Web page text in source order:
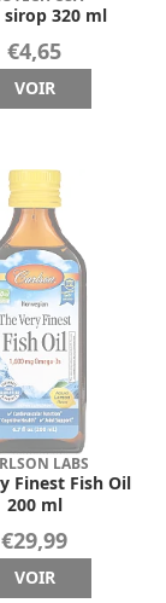
sirop 320 ml
€4,65
VOIR
LABS
Finest Fish Oil
200 ml
€29,99
VOIR